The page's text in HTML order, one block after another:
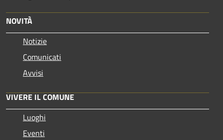
NOVITÀ
Notizie
Comunicati
Avvisi
VIVERE IL COMUNE
Luoghi
Eventi